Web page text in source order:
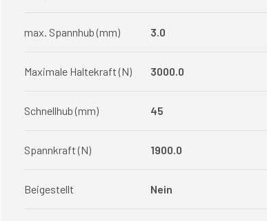
max. Spannhub (mm) 3.0
Maximale Haltekraft (N) 3000.0
Schnellhub (mm) 45
Spannkraft (N) 1900.0
Beigestellt Nein